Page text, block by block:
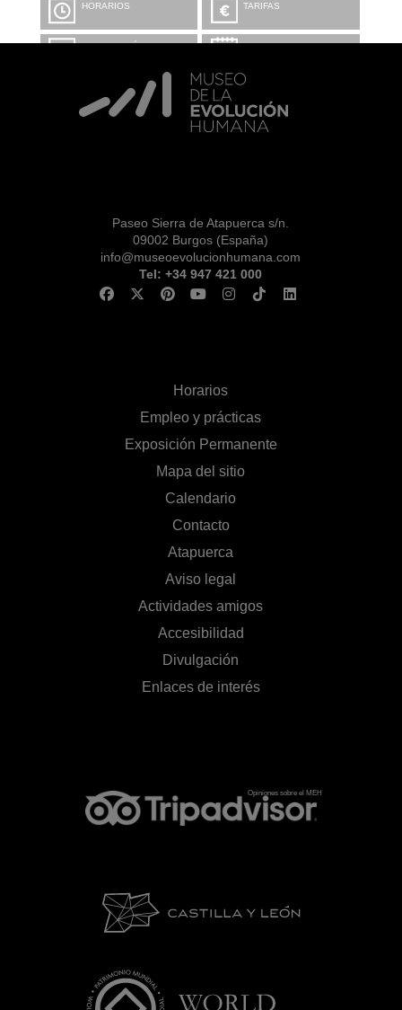
HORARIOS TARIFAS
INFORMACIÓN Y
CALENDARIO
VISITA CON
MICROEXPLICACIONES
Paseo Sierra de Atapuerca s/n.
09002 Burgos (España)
info@museoevolucionhumana.com
Tel: +34 947 421 000
Horarios
Empleo y prácticas
Exposición Permanente
Mapa del sitio
Calendario
Contacto
Atapuerca
Aviso legal
Actividades amigos
Accesibilidad
Divulgación
Enlaces de interés
Opiniones sobre el MEH